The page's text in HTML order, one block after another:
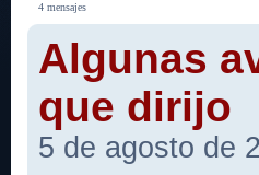
4 mensajes
Algunas
que dirijo
5 de agosto de